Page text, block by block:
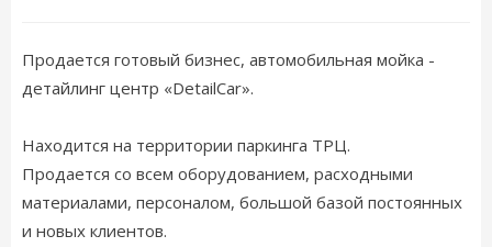
Продается готовый бизнес, автомобильная мойка -
детайлинг центр «DetailCar».
Находится на территории паркинга ТРЦ.
Продается со всем оборудованием, расходными
материалами, персоналом, большой базой постоянных
и новых клиентов.